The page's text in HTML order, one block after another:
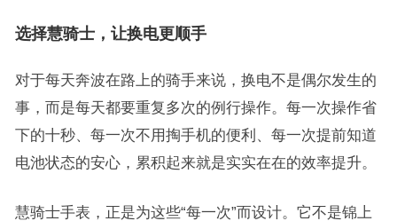
选择慧骑士，让换电更顺手
对于每天奔波在路上的骑手来说，换电不是偶尔发生的
事，而是每天都要重复多次的例行操作。每一次操作省
下的十秒、每一次不用掏手机的便利、每一次提前知道
电池状态的安心，累积起来就是实实在在的效率提升。
慧骑士手表，正是为这些“每一次”而设计。它不是锦上